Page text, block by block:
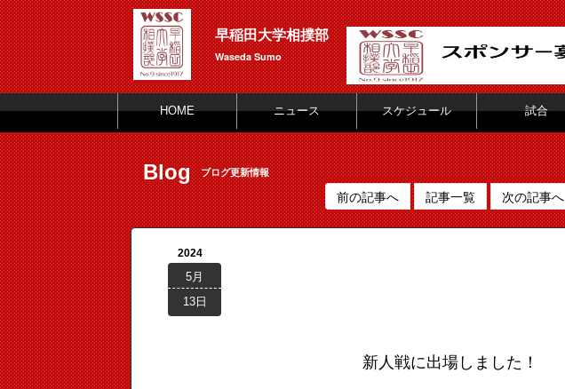
早稲田大学相撲部
Waseda Sumo
HOME ニュース スケジュール 試合
Blog ブログ更新情報
前の記事へ 記事一覧 次の記事へ
2024
5月
13日
新人戦に出場しました！